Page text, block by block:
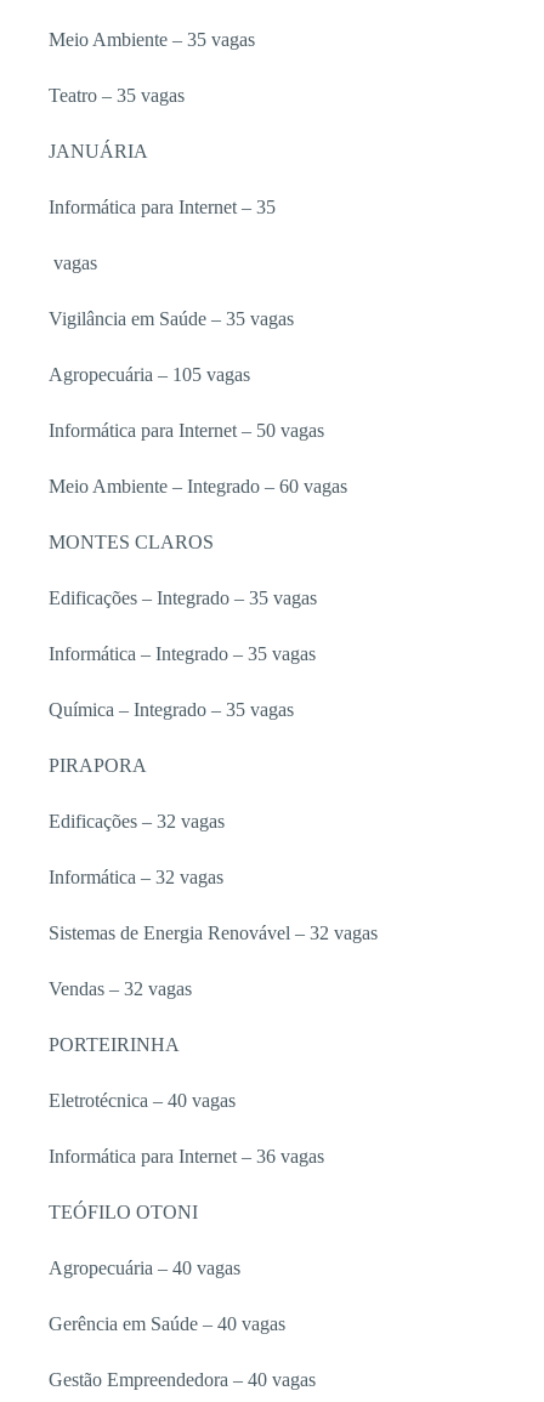
Meio Ambiente – 35 vagas
Teatro – 35 vagas
JANUÁRIA
Informática para Internet – 35
vagas
Vigilância em Saúde – 35 vagas
Agropecuária – 105 vagas
Informática para Internet – 50 vagas
Meio Ambiente – Integrado – 60 vagas
MONTES CLAROS
Edificações – Integrado – 35 va­gas
Informática – Integrado – 35 va­gas
Química – Integrado – 35 vagas
PIRAPORA
Edificações – 32 vagas
Informática – 32 vagas
Sistemas de Energia Renovável – 32 vagas
Vendas – 32 vagas
PORTEIRINHA
Eletrotécnica – 40 vagas
Informática para Internet – 36 vagas
TEÓFILO OTONI
Agropecuária – 40 vagas
Gerência em Saúde – 40 vagas
Gestão Empreendedora – 40 va­gas